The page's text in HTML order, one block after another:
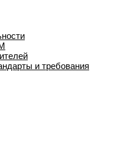
и требования